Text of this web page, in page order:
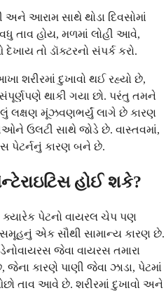
અને આરામ સાથે થોડા દિવસોમાં
તાવ હોય, મળમાં લોહી આવે,
તો ડૉક્ટરનો સંપર્ક કરો.
શરીરમાં દુખાવો થઈ રહ્યો છે,
થાકી ગયા છો. પરંતુ તમને
લક્ષણ મૂંઝવણભર્યું લાગે છે કારણ
ઉલટી સાથે જોડે છે. વાસ્તવમાં,
પેટર્નનું કારણ બને છે.
હોઈ શકે?
પેટનો વાયરલ ચેપ પણ
એક સૌથી સામાન્ય કારણ છે.
જેવા વાયરસ તમારા
કારણે પાણી જેવા ઝાડા, પેટમાં
તાવ આવે છે. શરીરમાં દુખાવો અને